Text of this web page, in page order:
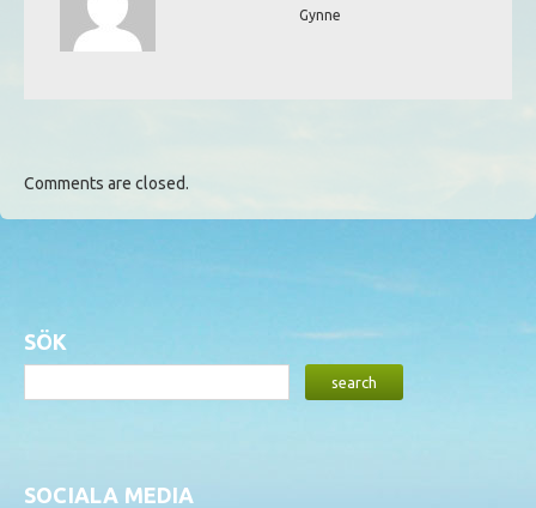
Gynne
Comments are closed.
SÖK
SOCIALA MEDIA